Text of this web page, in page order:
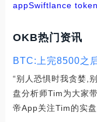
appSwiftlance token
OKB热门资讯
BTC:上完8500之
“别人恐惧时我贪婪,
盘分析师Tim为大家
帝App关注Tim的实